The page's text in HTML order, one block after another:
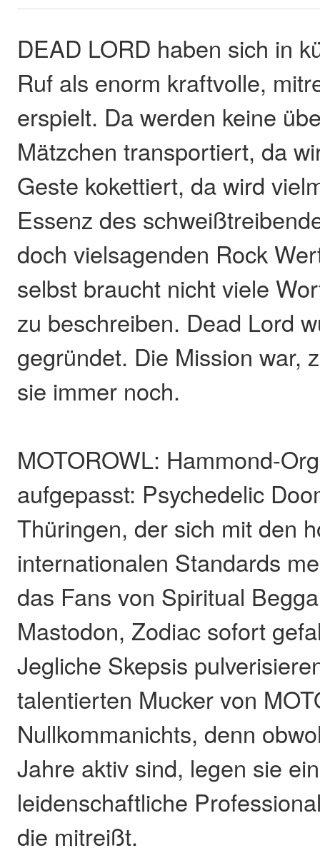
DEAD LORD haben sich in
Ruf als enorm kraftvolle,
erspielt. Da werden keine
Mätzchen transportiert, da
Geste kokettiert, da wird
Essenz des
doch vielsagenden Rock
selbst braucht nicht viele
zu beschreiben. Dead Lord
gegründet. Die Mission war,
sie immer noch.
MOTOROWL: Hammond-
aufgepasst: Psychedelic
Thüringen, der sich mit den
internationalen Standards
das Fans von Spiritual
Mastodon, Zodiac sofort
Jegliche Skepsis
talentierten Mucker von
Nullkommanichts, denn
Jahre aktiv sind, legen sie
leidenschaftliche
die mitreißt.